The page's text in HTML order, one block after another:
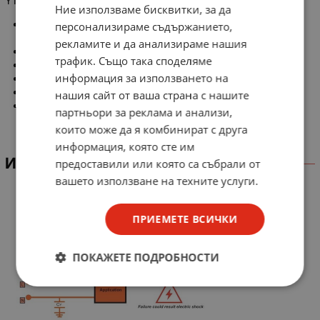
Тип кондензатор: керамичен
противосмутитетелен кондензатор Y1 / X1
Капацитет: 4.7nF
Толеранс: ±20%
Работно напрежение: Y1 @ 250V AC, X1 @ 250V AC
Растер на изводите: 10mm
ИНФОРМАЦИЯ
Ние използваме бисквитки, за да
персонализираме съдържанието,
рекламите и да анализираме нашия
трафик. Също така споделяме
информация за използването на
нашия сайт от ваша страна с нашите
партньори за реклама и анализи,
които може да я комбинират с друга
информация, която сте им
предоставили или която са събрали от
вашето използване на техните услуги.
ПРИЕМЕТЕ ВСИЧКИ
ПОКАЖЕТЕ ПОДРОБНОСТИ